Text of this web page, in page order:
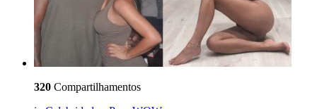
320 Compartilhamentos